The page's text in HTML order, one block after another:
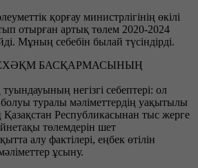
қорғау министрлігінің өкілі
отырған артық төлем 2020-2024
Мұның себебін былай түсіндірді.
БАСҚАРМАСЫНЫҢ
негізгі себептері: ол
туралы мәліметтердің уақытылы
Республикасынан тыс жерге
төлемдерін шет
алу фактілері, еңбек өтілін
ұсыну.